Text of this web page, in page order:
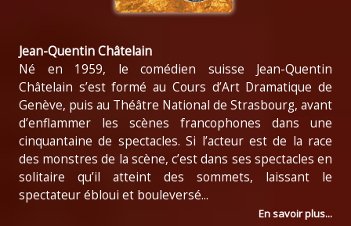
Jean-Quentin Châtelain
Né en 1959, le comédien suisse Jean-Quentin
Châtelain s’est formé au Cours d’Art Dramatique de
Genève, puis au Théâtre National de Strasbourg, avant
d’enflammer les scènes francophones dans une
cinquantaine de spectacles. Si l’acteur est de la race
des monstres de la scène, c’est dans ses spectacles en
solitaire qu’il atteint des sommets, laissant le
spectateur ébloui et bouleversé...
En savoir plus...